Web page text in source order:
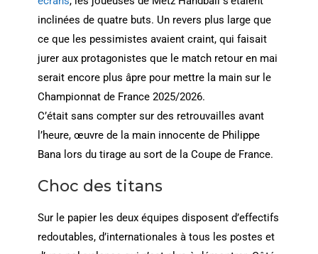
inclinées de quatre buts. Un revers plus large que
ce que les pessimistes avaient craint, qui faisait
jurer aux protagonistes que le match retour en mai
serait encore plus âpre pour mettre la main sur le
Championnat de France 2025/2026.
C’était sans compter sur des retrouvailles avant
l’heure, œuvre de la main innocente de Philippe
Bana lors du tirage au sort de la Coupe de France.
Choc des titans
Sur le papier les deux équipes disposent d’effectifs
redoutables, d’internationales à tous les postes et